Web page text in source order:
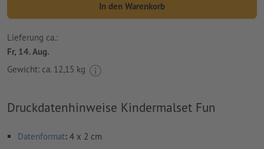
In den Warenkorb
Lieferung ca.:
Fr, 14. Aug.
Gewicht: ca. 12,15 kg
Druckdatenhinweise Kindermalset Fun
Datenformat: 4 x 2 cm